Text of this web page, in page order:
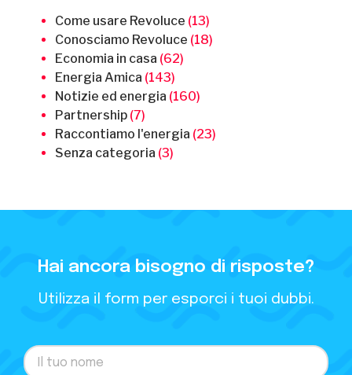
Come usare Revoluce (13)
Conosciamo Revoluce (18)
Economia in casa (62)
Energia Amica (143)
Notizie ed energia (160)
Partnership (7)
Raccontiamo l'energia (23)
Senza categoria (3)
Hai ancora bisogno di risposte?
Utilizza il form per esporci i tuoi dubbi.